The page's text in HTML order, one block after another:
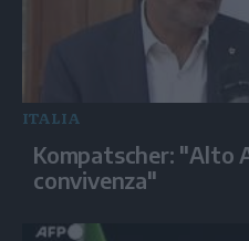
ITALIA
Kompatscher: "Alto
convivenza"